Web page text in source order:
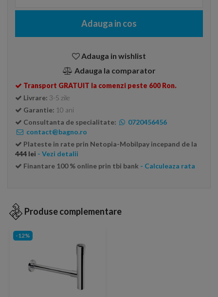
Adauga in cos
Adauga in wishlist
Adauga la comparator
Transport GRATUIT la comenzi peste 600 Ron.
Livrare: 3-5 zile
Garantie: 10 ani
Consultanta de specialitate:
0720456456
contact@bagno.ro
Plateste in rate prin Netopia-Mobilpay incepand de la
444 lei - Vezi detalii
Finantare 100 % online prin tbi bank - Calculeaza rata
Produse complementare
-12%